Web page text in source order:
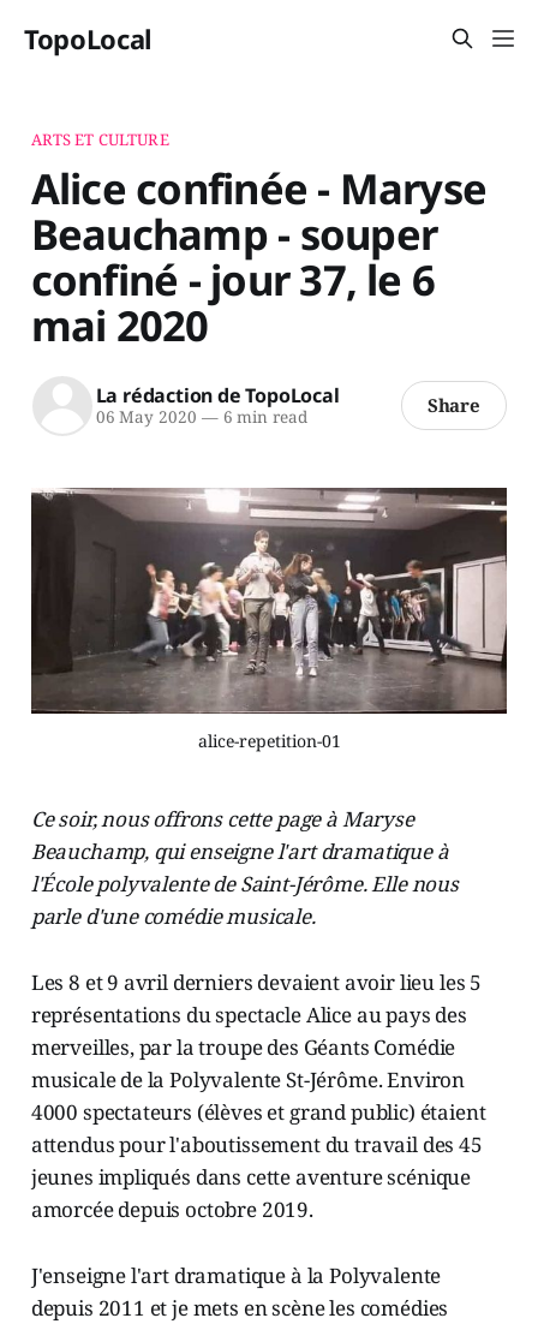
TopoLocal
ARTS ET CULTURE
Alice confinée - Maryse
Beauchamp - souper
confiné - jour 37, le 6
mai 2020
La rédaction de TopoLocal
06 May 2020 —6 min read Share
alice-repetition-01
Ce soir, nous offrons cette page à Maryse
Beauchamp, qui enseigne l'art dramatique à
l'École polyvalente de Saint-Jérôme. Elle nous
parle d'une comédie musicale.
Les 8 et 9 avril derniers devaient avoir lieu les 5
représentations du spectacle Alice au pays des
merveilles, par la troupe des Géants Comédie
musicale de la Polyvalente St-Jérôme. Environ
4000 spectateurs (élèves et grand public) étaient
attendus pour l'aboutissement du travail des 45
jeunes impliqués dans cette aventure scénique
amorcée depuis octobre 2019.
J'enseigne l'art dramatique à la Polyvalente
depuis 2011 et je mets en scène les comédies